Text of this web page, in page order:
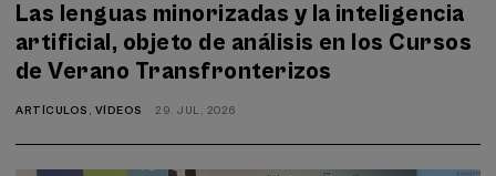
Las lenguas minorizadas y la inteligencia
artificial, objeto de análisis en los Cursos
de Verano Transfronterizos
ARTÍCULOS , VÍDEOS 29. JUL, 2026